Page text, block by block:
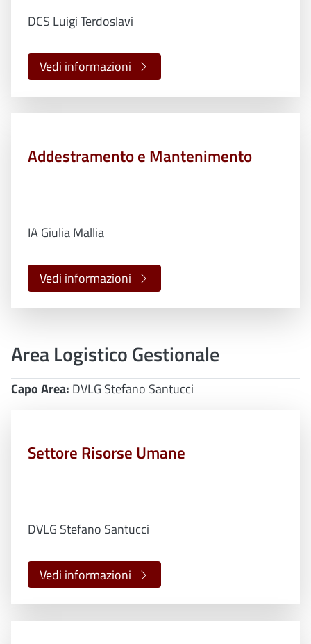
DCS Luigi Terdoslavi
Vedi informazioni
Addestramento e Mantenimento
IA Giulia Mallia
Vedi informazioni
Area Logistico Gestionale
Capo Area: DVLG Stefano Santucci
Settore Risorse Umane
DVLG Stefano Santucci
Vedi informazioni